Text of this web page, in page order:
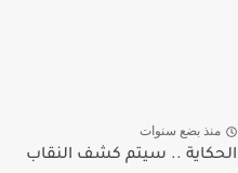
منذ بضع سنوات
الحكاية .. سيتم كشف النقاب